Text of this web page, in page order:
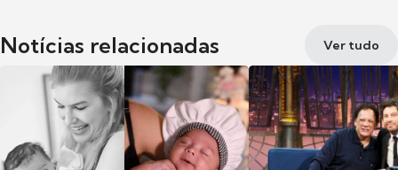
Notícias relacionadas Ver tudo